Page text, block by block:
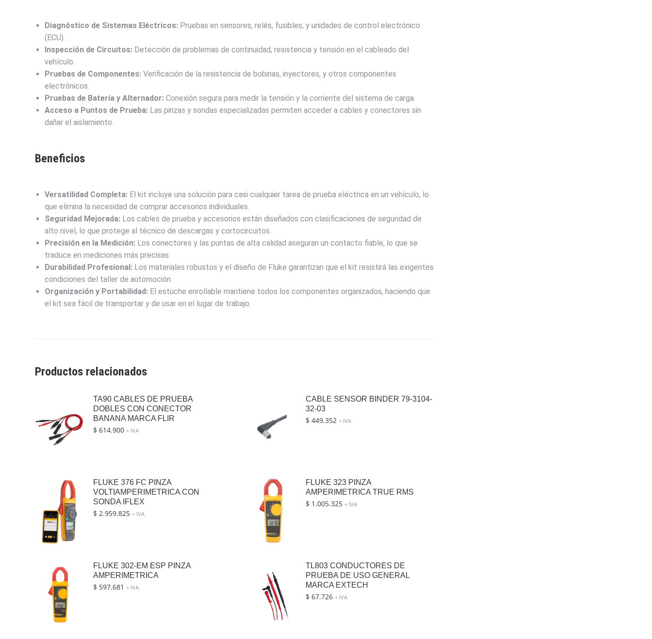
Diagnóstico de Sistemas Eléctricos: Pruebas en sensores, relés, fusibles, y unidades de control electrónico
(ECU).
Inspección de Circuitos: Detección de problemas de continuidad, resistencia y tensión en el cableado del
vehículo.
Pruebas de Componentes: Verificación de la resistencia de bobinas, inyectores, y otros componentes
electrónicos.
Pruebas de Batería y Alternador: Conexión segura para medir la tensión y la corriente del sistema de carga.
Acceso a Puntos de Prueba: Las pinzas y sondas especializadas permiten acceder a cables y conectores sin
dañar el aislamiento.
Beneficios
Versatilidad Completa: El kit incluye una solución para casi cualquier tarea de prueba eléctrica en un vehículo, lo
que elimina la necesidad de comprar accesorios individuales.
Seguridad Mejorada: Los cables de prueba y accesorios están diseñados con clasificaciones de seguridad de
alto nivel, lo que protege al técnico de descargas y cortocircuitos.
Precisión en la Medición: Los conectores y las puntas de alta calidad aseguran un contacto fiable, lo que se
traduce en mediciones más precisas.
Durabilidad Profesional: Los materiales robustos y el diseño de Fluke garantizan que el kit resistirá las exigentes
condiciones del taller de automoción.
Organización y Portabilidad: El estuche enrollable mantiene todos los componentes organizados, haciendo que
el kit sea fácil de transportar y de usar en el lugar de trabajo.
Productos relacionados
TA90 CABLES DE PRUEBA
DOBLES CON CONECTOR
BANANA MARCA FLIR
$ 614.900 + IVA
CABLE SENSOR BINDER 79-3104-
32-03
$ 449.352 + IVA
FLUKE 376 FC PINZA
VOLTIAMPERIMETRICA CON
SONDA IFLEX
$ 2.959.825 + IVA
FLUKE 323 PINZA
AMPERIMETRICA TRUE RMS
$ 1.005.325 + IVA
FLUKE 302-EM ESP PINZA
AMPERIMETRICA
$ 597.681 + IVA
TL803 CONDUCTORES DE
PRUEBA DE USO GENERAL
MARCA EXTECH
$ 67.726 + IVA